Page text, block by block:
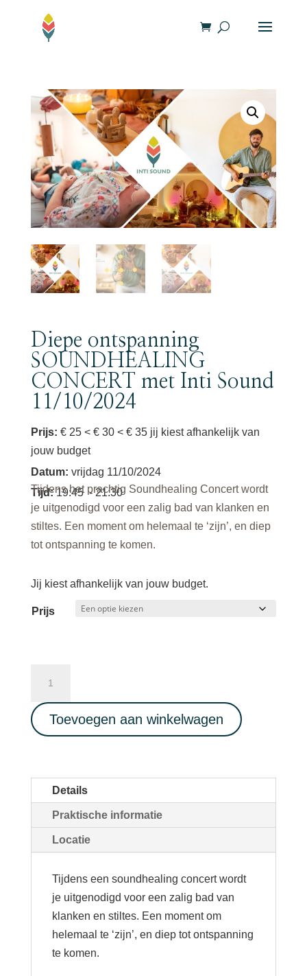
Diepe ontspanning
SOUNDHEALING
CONCERT met Inti Sound
11/10/2024
Prijs: € 25 < € 30 < € 35 jij kiest afhankelijk van
jouw budget
Datum: vrijdag 11/10/2024
Tijd:19:45 - 21:30
Tijdens het prachtig Soundhealing Concert wordt
je uitgenodigd voor een zalig bad van klanken en
stiltes. Een moment om helemaal te ‘zijn’, en diep
tot ontspanning te komen.
Jij kiest afhankelijk van jouw budget.
Prijs
SOUNDHEALING
CONCERT
Sound
11/10/2024
aantal
Toevoegen aan winkelwagen
Details
Praktische informatie
Locatie
Tijdens een soundhealing concert wordt
je uitgenodigd voor een zalig bad van
klanken en stiltes. Een moment om
helemaal te ‘zijn’, en diep tot ontspanning
te komen.